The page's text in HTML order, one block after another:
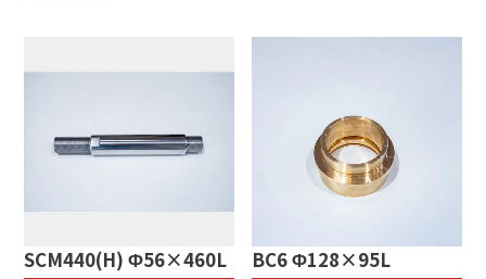
SCM440(H) Φ56×460L
BC6 Φ128×95L